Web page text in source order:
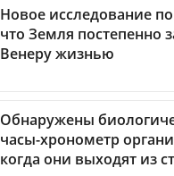
Новое исследование
что Земля постепенно
Венеру жизнью
Обнаружены
часы-хронометр
когда они выходят из